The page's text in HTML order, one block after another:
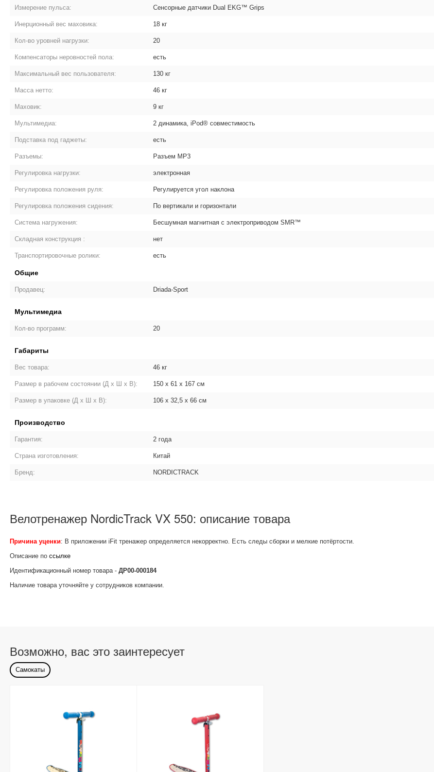
Измерение пульса: Сенсорные датчики Dual EKG™ Grips
Инерционный вес маховика: 18 кг
Кол-во уровней нагрузки: 20
Компенсаторы неровностей пола: есть
Максимальный вес пользователя: 130 кг
Масса нетто: 46 кг
Маховик: 9 кг
Мультимедиа: 2 динамика, iPod® совместимость
Подставка под гаджеты: есть
Разъемы: Разъем MP3
Регулировка нагрузки: электронная
Регулировка положения руля: Регулируется угол наклона
Регулировка положения сидения: По вертикали и горизонтали
Система нагружения: Бесшумная магнитная с электроприводом SMR™
Складная конструкция : нет
Транспортировочные ролики: есть
Общие
Продавец: Driada-Sport
Мультимедиа
Кол-во программ: 20
Габариты
Вес товара: 46 кг
Размер в рабочем состоянии (Д х Ш х В): 150 х 61 х 167 см
Размер в упаковке (Д х Ш х В): 106 х 32,5 х 66 см
Производство
Гарантия: 2 года
Страна изготовления: Китай
Бренд: NORDICTRACK
Велотренажер NordicTrack VX 550: описание товара
Причина уценки: В приложении iFit тренажер определяется некорректно. Есть следы сборки и мелкие потёртости.
Описание поссылке
Идентификационный номер товара -ДР00-000184
Наличие товара уточняйте у сотрудников компании.
Возможно, вас это заинтересует
Самокаты